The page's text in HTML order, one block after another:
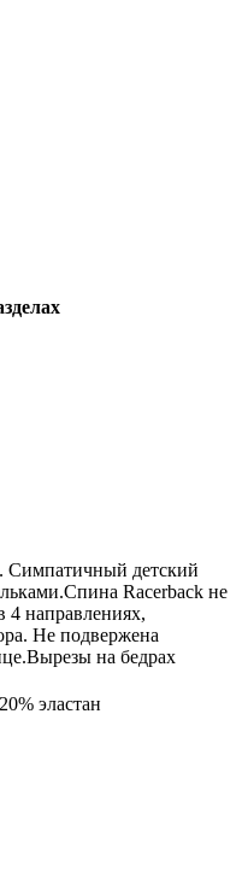
Симпатичный детский
Racerback не
4 направлениях,
Не подвержена
на бедрах
эластан